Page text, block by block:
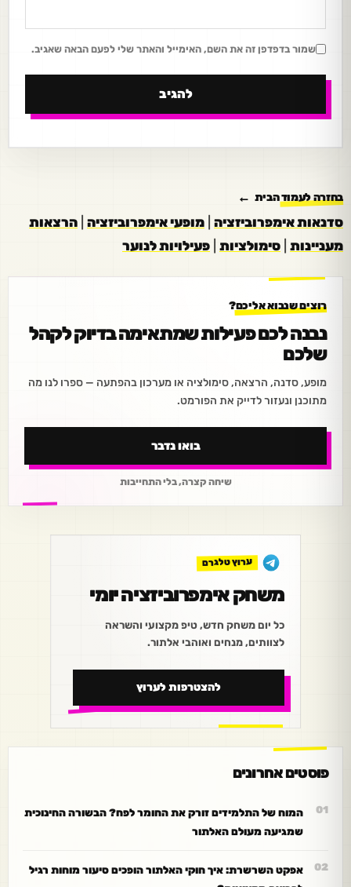
שמור בדפדפן זה את השם, האימייל והאתר שלי לפעם הבאה שאגיב.
בחזרה לעמוד הבית
סדנאות אימפרוביזציה מופעי אימפרוביזציה הרצאות
מעניינות סימולציות פעילויות לנוער
רוצים שנבוא אליכם?
נבנה לכם פעילות שמתאימה בדיוק לקהל
שלכם
מופע, סדנה, הרצאה, סימולציה או מערכון בהפתעה — ספרו לנו מה
מתוכנן ונעזור לדייק את הפורמט.
בואו נדבר
שיחה קצרה, בלי התחייבות
ערוץ טלגרם
משחק אימפרוביזציה יומי
כל יום משחק חדש, טיפ מקצועי והשראה
לצוותים, מנחים ואוהבי אלתור.
להצטרפות לערוץ
פוסטים אחרונים
המוח של התלמידים זורק את החומר לפח? הבשורה החינוכית
שמגיעה מעולם האלתור
אפקט השרשרת: איך חוקי האלתור הופכים סיעור מוחות רגיל